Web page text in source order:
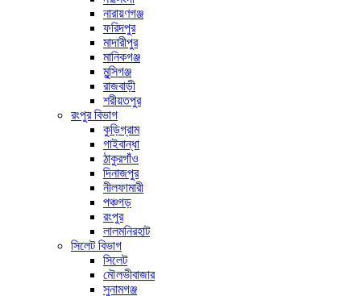
নারায়ণগঞ্জ
ফরিদপুর
মাদারীপুর
মানিকগঞ্জ
মুন্সিগঞ্জ
রাজবাড়ী
শরীয়তপুর
রংপুর বিভাগ
কুড়িগ্রাম
গাইবান্ধা
ঠাকুরগাঁও
দিনাজপুর
নীলফামারী
পঞ্চগড়
রংপুর
লালমনিরহাট
সিলেট বিভাগ
সিলেট
মৌলভীবাজার
সুনামগঞ্জ